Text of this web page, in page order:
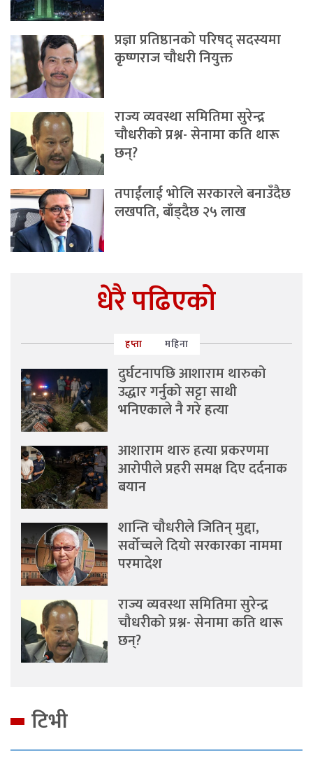
प्रज्ञा प्रतिष्ठानको परिषद् सदस्यमा
कृष्णराज चौधरी नियुक्त
राज्य व्यवस्था समितिमा सुरेन्द्र
चौधरीको प्रश्न- सेनामा कति थारू
छन्?
तपाईंलाई भोलि सरकारले बनाउँदैछ
लखपति, बाँड्दैछ २५ लाख
धेरै पढिएको
हप्ता महिना
दुर्घटनापछि आशाराम थारुको
उद्धार गर्नुको सट्टा साथी
भनिएकाले नै गरे हत्या
आशाराम थारु हत्या प्रकरणमा
आरोपीले प्रहरी समक्ष दिए दर्दनाक
बयान
शान्ति चौधरीले जितिन् मुद्दा,
सर्वोच्चले दियो सरकारका नाममा
परमादेश
राज्य व्यवस्था समितिमा सुरेन्द्र
चौधरीको प्रश्न- सेनामा कति थारू
छन्?
टिभी